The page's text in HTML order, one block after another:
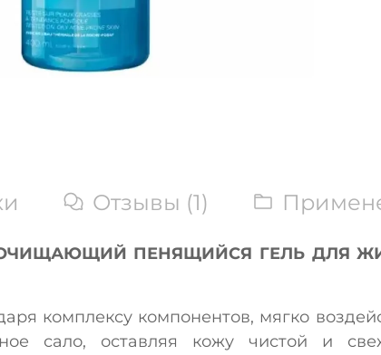
Отзывы (1)
ОЧИЩАЮЩИЙ ПЕНЯЩИЙСЯ ГЕЛЬ
комплексу компонентов, мягко
сало, оставляя кожу чистой и